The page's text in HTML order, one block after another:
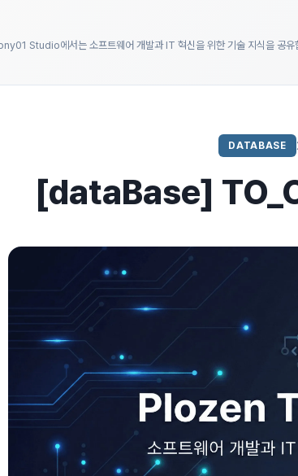
Studio에서는 소프트웨어 개발과 IT 혁신을 위한 기술 지식을 공유
DATABASE
[dataBase]